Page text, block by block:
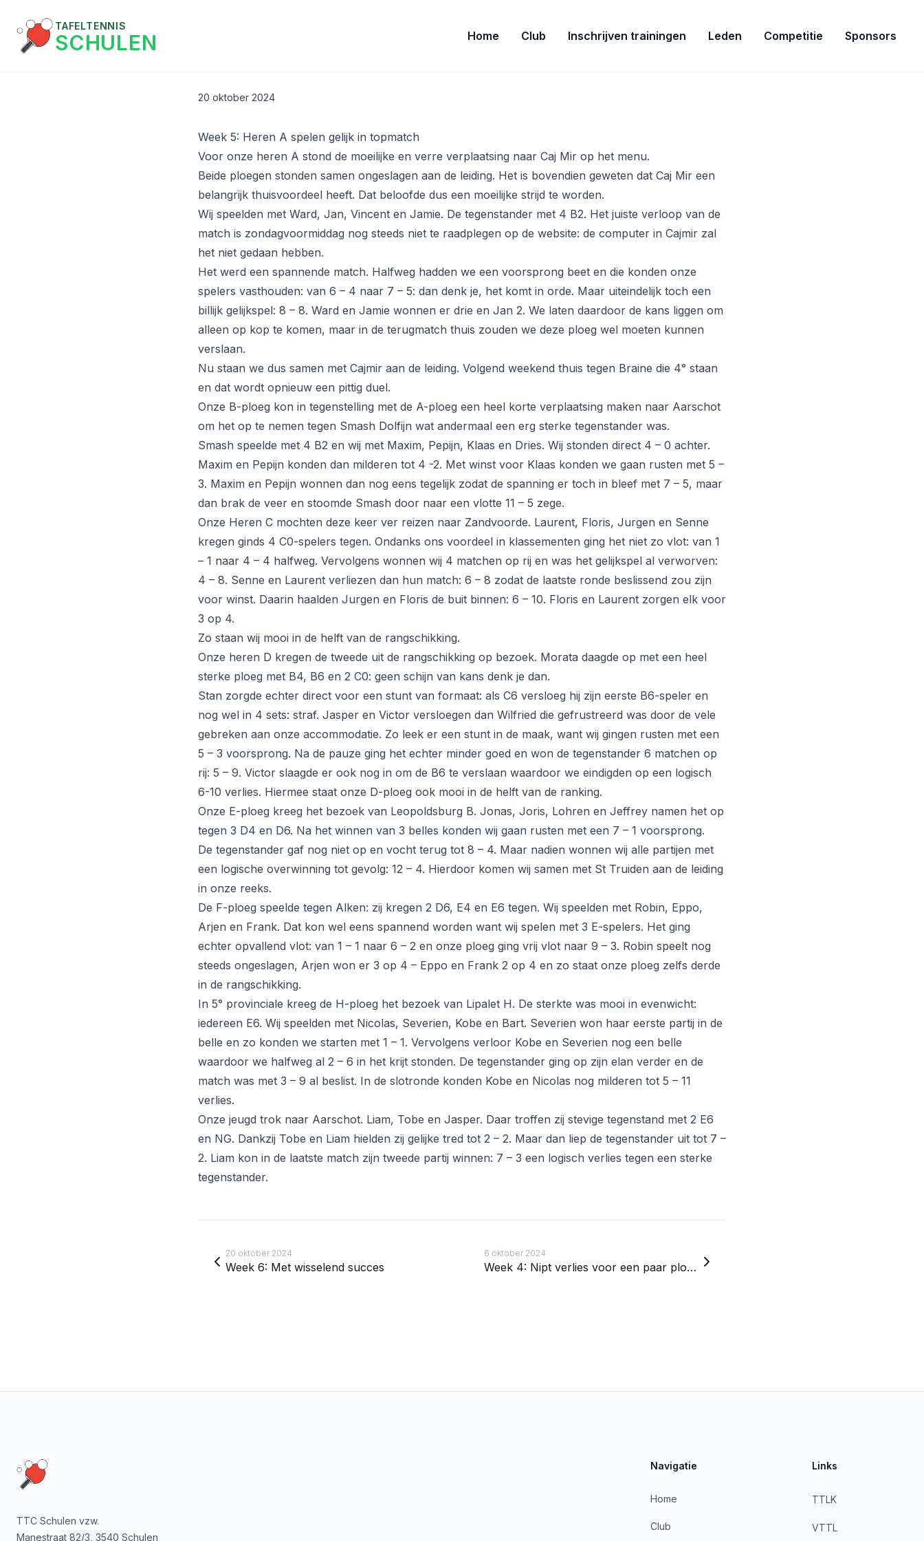
TAFELTENNIS
SCHULEN Home Club Inschrijven trainingen Leden Competitie Sponsors
20 oktober 2024
Week 5: Heren A spelen gelijk in topmatch
Voor onze heren A stond de moeilijke en verre verplaatsing naar Caj Mir op het menu.
Beide ploegen stonden samen ongeslagen aan de leiding. Het is bovendien geweten dat Caj Mir een
belangrijk thuisvoordeel heeft. Dat beloofde dus een moeilijke strijd te worden.
Wij speelden met Ward, Jan, Vincent en Jamie. De tegenstander met 4 B2. Het juiste verloop van de
match is zondagvoormiddag nog steeds niet te raadplegen op de website: de computer in Cajmir zal
het niet gedaan hebben.
Het werd een spannende match. Halfweg hadden we een voorsprong beet en die konden onze
spelers vasthouden: van 6 – 4 naar 7 – 5: dan denk je, het komt in orde. Maar uiteindelijk toch een
billijk gelijkspel: 8 – 8. Ward en Jamie wonnen er drie en Jan 2. We laten daardoor de kans liggen om
alleen op kop te komen, maar in de terugmatch thuis zouden we deze ploeg wel moeten kunnen
verslaan.
Nu staan we dus samen met Cajmir aan de leiding. Volgend weekend thuis tegen Braine die 4° staan
en dat wordt opnieuw een pittig duel.
Onze B-ploeg kon in tegenstelling met de A-ploeg een heel korte verplaatsing maken naar Aarschot
om het op te nemen tegen Smash Dolfijn wat andermaal een erg sterke tegenstander was.
Smash speelde met 4 B2 en wij met Maxim, Pepijn, Klaas en Dries. Wij stonden direct 4 – 0 achter.
Maxim en Pepijn konden dan milderen tot 4 -2. Met winst voor Klaas konden we gaan rusten met 5 –
3. Maxim en Pepijn wonnen dan nog eens tegelijk zodat de spanning er toch in bleef met 7 – 5, maar
dan brak de veer en stoomde Smash door naar een vlotte 11 – 5 zege.
Onze Heren C mochten deze keer ver reizen naar Zandvoorde. Laurent, Floris, Jurgen en Senne
kregen ginds 4 C0-spelers tegen. Ondanks ons voordeel in klassementen ging het niet zo vlot: van 1
– 1 naar 4 – 4 halfweg. Vervolgens wonnen wij 4 matchen op rij en was het gelijkspel al verworven:
4 – 8. Senne en Laurent verliezen dan hun match: 6 – 8 zodat de laatste ronde beslissend zou zijn
voor winst. Daarin haalden Jurgen en Floris de buit binnen: 6 – 10. Floris en Laurent zorgen elk voor
3 op 4.
Zo staan wij mooi in de helft van de rangschikking.
Onze heren D kregen de tweede uit de rangschikking op bezoek. Morata daagde op met een heel
sterke ploeg met B4, B6 en 2 C0: geen schijn van kans denk je dan.
Stan zorgde echter direct voor een stunt van formaat: als C6 versloeg hij zijn eerste B6-speler en
nog wel in 4 sets: straf. Jasper en Victor versloegen dan Wilfried die gefrustreerd was door de vele
gebreken aan onze accommodatie. Zo leek er een stunt in de maak, want wij gingen rusten met een
5 – 3 voorsprong. Na de pauze ging het echter minder goed en won de tegenstander 6 matchen op
rij: 5 – 9. Victor slaagde er ook nog in om de B6 te verslaan waardoor we eindigden op een logisch
6-10 verlies. Hiermee staat onze D-ploeg ook mooi in de helft van de ranking.
Onze E-ploeg kreeg het bezoek van Leopoldsburg B. Jonas, Joris, Lohren en Jeffrey namen het op
tegen 3 D4 en D6. Na het winnen van 3 belles konden wij gaan rusten met een 7 – 1 voorsprong.
De tegenstander gaf nog niet op en vocht terug tot 8 – 4. Maar nadien wonnen wij alle partijen met
een logische overwinning tot gevolg: 12 – 4. Hierdoor komen wij samen met St Truiden aan de leiding
in onze reeks.
De F-ploeg speelde tegen Alken: zij kregen 2 D6, E4 en E6 tegen. Wij speelden met Robin, Eppo,
Arjen en Frank. Dat kon wel eens spannend worden want wij spelen met 3 E-spelers. Het ging
echter opvallend vlot: van 1 – 1 naar 6 – 2 en onze ploeg ging vrij vlot naar 9 – 3. Robin speelt nog
steeds ongeslagen, Arjen won er 3 op 4 – Eppo en Frank 2 op 4 en zo staat onze ploeg zelfs derde
in de rangschikking.
In 5° provinciale kreeg de H-ploeg het bezoek van Lipalet H. De sterkte was mooi in evenwicht:
iedereen E6. Wij speelden met Nicolas, Severien, Kobe en Bart. Severien won haar eerste partij in de
belle en zo konden we starten met 1 – 1. Vervolgens verloor Kobe en Severien nog een belle
waardoor we halfweg al 2 – 6 in het krijt stonden. De tegenstander ging op zijn elan verder en de
match was met 3 – 9 al beslist. In de slotronde konden Kobe en Nicolas nog milderen tot 5 – 11
verlies.
Onze jeugd trok naar Aarschot. Liam, Tobe en Jasper. Daar troffen zij stevige tegenstand met 2 E6
en NG. Dankzij Tobe en Liam hielden zij gelijke tred tot 2 – 2. Maar dan liep de tegenstander uit tot 7 –
2. Liam kon in de laatste match zijn tweede partij winnen: 7 – 3 een logisch verlies tegen een sterke
tegenstander.
20 oktober 2024
Week 6: Met wisselend succes
6 oktober 2024
Week 4: Nipt verlies voor een paar ploegen
TTC Schulen vzw.
Manestraat 82/3, 3540 Schulen
Navigatie
Home
Club
Links
TTLK
VTTL